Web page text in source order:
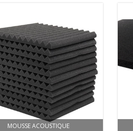
MOUSSE ACOUSTIQUE